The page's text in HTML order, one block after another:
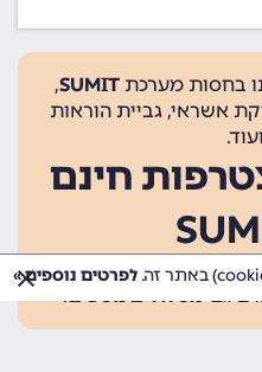
בחסות מערכת SUMIT
,
אשראי, גביית הוראות
חינם
ההצטרפות אינה כרוכה בתשלום, ומאפשרת 10 פעולות
גםמסלולים נוספים.
לפרטים נוספים »